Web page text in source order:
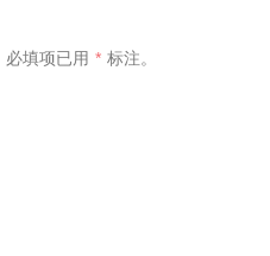
必填项已用 * 标注。